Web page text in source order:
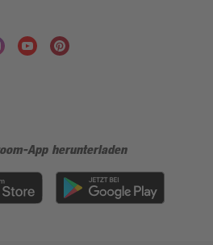
App herunterladen